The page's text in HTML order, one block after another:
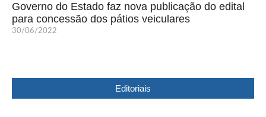
Governo do Estado faz nova publicação do edital
para concessão dos pátios veiculares
30/06/2022
Editoriais